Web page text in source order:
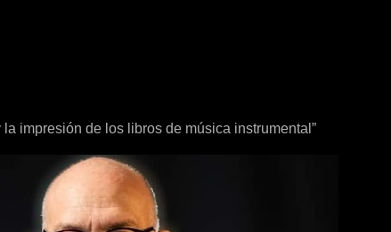
impresión de los libros de música instrumental”